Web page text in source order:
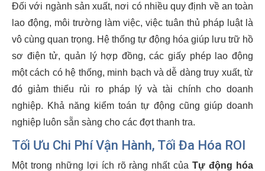
Đối với ngành sản xuất, nơi có nhiều quy định về an toàn
lao động, môi trường làm việc, việc tuân thủ pháp luật là
vô cùng quan trọng. Hệ thống tự động hóa giúp lưu trữ hồ
sơ điện tử, quản lý hợp đồng, các giấy phép lao động
một cách có hệ thống, minh bạch và dễ dàng truy xuất, từ
đó giảm thiểu rủi ro pháp lý và tài chính cho doanh
nghiệp. Khả năng kiểm toán tự động cũng giúp doanh
nghiệp luôn sẵn sàng cho các đợt thanh tra.
Tối Ưu Chi Phí Vận Hành, Tối Đa Hóa ROI
Một trong những lợi ích rõ ràng nhất củaTự động hóa